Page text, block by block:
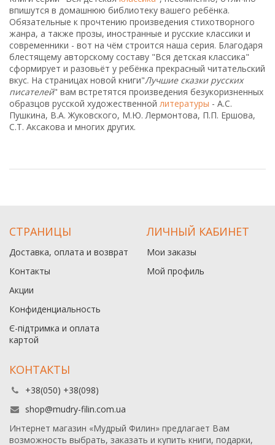
впишутся в домашнюю библиотеку вашего ребёнка.
Обязательные к прочтению произведения стихотворного
жанра, а также прозы, иностранные и русские классики и
современники - вот на чём строится наша серия. Благодаря
блестящему авторскому составу "Вся детская классика"
сформирует и разовьёт у ребёнка прекрасный читательский
вкус. На страницах новой книги"Лучшие сказки русских
писателей" вам встретятся произведения безукоризненных
образцов русской художественной литературы - А.С.
Пушкина, В.А. Жуковского, М.Ю. Лермонтова, П.П. Ершова,
С.Т. Аксакова и многих других.
СТРАНИЦЫ
Доставка, оплата и возврат
Контакты
Акции
Конфиденциальность
Є-підтримка и оплата
картой
ЛИЧНЫЙ КАБИНЕТ
Мои заказы
Мой профиль
КОНТАКТЫ
+38(050) +38(098)
shop@mudry-filin.com.ua
Интернет магазин «Мудрый Филин» предлагает Вам
возможность выбрать, заказать и купить книги, подарки,